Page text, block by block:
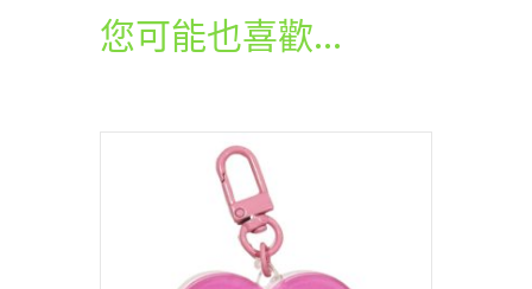
您可能也喜歡…